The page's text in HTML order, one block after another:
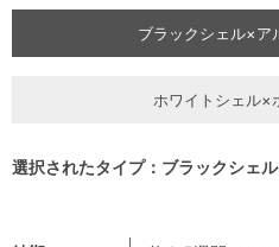
ブラックシェル×ア
ホワイトシェル×
選択されたタイプ：ブラックシェ